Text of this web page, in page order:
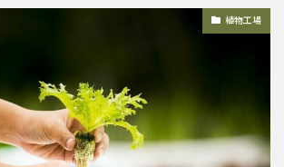
植物工場